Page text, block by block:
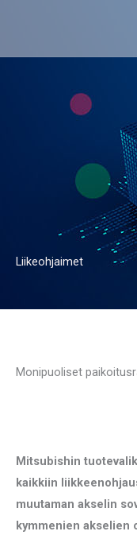
Liikeohjaimet
Monipuoliset
Mitsubishin
kaikkiin
muutaman akselin
kymmenien akselien